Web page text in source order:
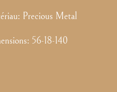
Precious Metal
: 56-18-140